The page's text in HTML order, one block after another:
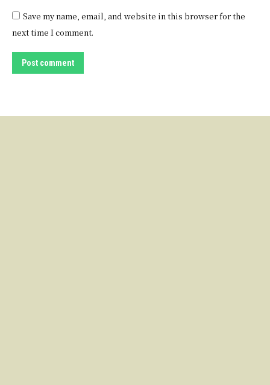
Save my name, email, and website in this browser for the
next time I comment.
Post comment